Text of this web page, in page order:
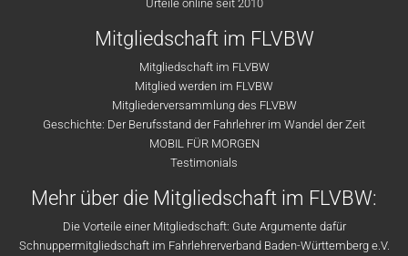
Urteile online seit 2010
Mitgliedschaft im FLVBW
Mitgliedschaft im FLVBW
Mitglied werden im FLVBW
Mitgliederversammlung des FLVBW
Geschichte: Der Berufsstand der Fahrlehrer im Wandel der Zeit
MOBIL FÜR MORGEN
Testimonials
Mehr über die Mitgliedschaft im FLVBW:
Die Vorteile einer Mitgliedschaft: Gute Argumente dafür
Schnuppermitgliedschaft im Fahrlehrerverband Baden-Württemberg e.V.